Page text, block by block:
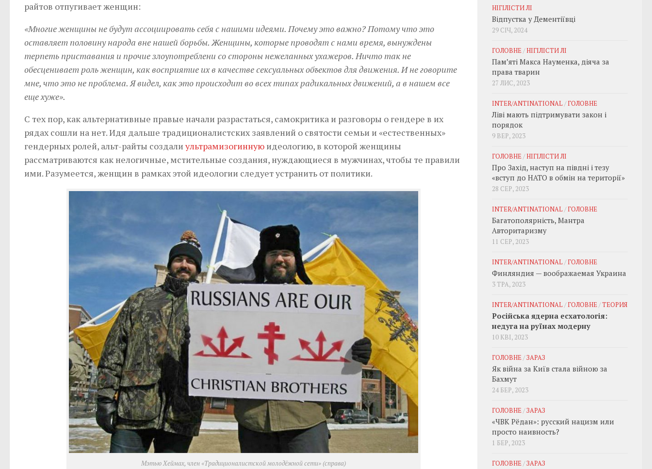
райтов отпугивает женщин:
«Многие женщины не будут ассоциировать себя с нашими идеями. Почему это важно? Потому что это
оставляет половину народа вне нашей борьбы. Женщины, которые проводят с нами время, вынуждены
терпеть приставания и прочие злоупотреблени со стороны нежеланных ухажеров. Ничто так не
обесценивает роль женщин, как восприятие их в качестве сексуальных объектов для движения. И не говорите
мне, что это не проблема. Я видел, как это происходит во всех типах радикальных движений, а в нашем все
еще хуже».
С тех пор, как альтернативные правые начали разрастаться, самокритика и разговоры о гендере в их
рядах сошли на нет. Идя дальше традиционалистских заявлений о святости семьи и «естественных»
гендерных ролей, альт-райты создали ультрамизогинную идеологию, в которой женщины
рассматриваются как нелогичные, мстительные создания, нуждающиеся в мужчинах, чтобы те правили
ими. Разумеется, женщин в рамках этой идеологии следует устранить от политики.
Мэтью Хеймах, член «Традиционалистской молодёжной сети» (справа)
НІГІЛІСТИ ЛІ
Відпустка у Дементіївці
29 СІЧ, 2024
ГОЛОВНЕ/НІГІЛІСТИ ЛІ
Пам’яті Макса Науменка, діяча за
права тварин
27 ЛИС, 2023
INTER/ANTINATIONAL/ГОЛОВНЕ
Ліві мають підтримувати закон і
порядок
9 ВЕР, 2023
ГОЛОВНЕ/НІГІЛІСТИ ЛІ
Про Захід, наступ на півдні і тезу
«вступ до НАТО в обмін на території»
28 СЕР, 2023
INTER/ANTINATIONAL/ГОЛОВНЕ
Багатополярність, Мантра
Авторитаризму
11 СЕР, 2023
INTER/ANTINATIONAL/ГОЛОВНЕ
Финляндия — воображаемая Украина
3 ТРА, 2023
INTER/ANTINATIONAL/ГОЛОВНЕ/ТЕОРИЯ
Російська ядерна есхатологія:
недуга на руїнах модерну
10 КВІ, 2023
ГОЛОВНЕ/ЗАРАЗ
Як війна за Київ стала війною за
Бахмут
24 БЕР, 2023
ГОЛОВНЕ/ЗАРАЗ
«ЧВК Рёдан»: русский нацизм или
просто наивность?
1 БЕР, 2023
ГОЛОВНЕ/ЗАРАЗ